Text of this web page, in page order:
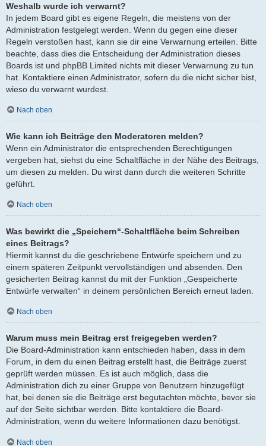
Weshalb wurde ich verwarnt?
In jedem Board gibt es eigene Regeln, die meistens von der
Administration festgelegt werden. Wenn du gegen eine dieser
Regeln verstoßen hast, kann sie dir eine Verwarnung erteilen. Bitte
beachte, dass dies die Entscheidung der Administration dieses
Boards ist und phpBB Limited nichts mit dieser Verwarnung zu tun
hat. Kontaktiere einen Administrator, sofern du die nicht sicher bist,
wieso du verwarnt wurdest.
Nach oben
Wie kann ich Beiträge den Moderatoren melden?
Wenn ein Administrator die entsprechenden Berechtigungen
vergeben hat, siehst du eine Schaltfläche in der Nähe des Beitrags,
um diesen zu melden. Du wirst dann durch die weiteren Schritte
geführt.
Nach oben
Was bewirkt die „Speichern“-Schaltfläche beim Schreiben
eines Beitrags?
Hiermit kannst du die geschriebene Entwürfe speichern und zu
einem späteren Zeitpunkt vervollständigen und absenden. Den
gesicherten Beitrag kannst du mit der Funktion „Gespeicherte
Entwürfe verwalten“ in deinem persönlichen Bereich erneut laden.
Nach oben
Warum muss mein Beitrag erst freigegeben werden?
Die Board-Administration kann entschieden haben, dass in dem
Forum, in dem du einen Beitrag erstellt hast, die Beiträge zuerst
geprüft werden müssen. Es ist auch möglich, dass die
Administration dich zu einer Gruppe von Benutzern hinzugefügt
hat, bei denen sie die Beiträge erst begutachten möchte, bevor sie
auf der Seite sichtbar werden. Bitte kontaktiere die Board-
Administration, wenn du weitere Informationen dazu benötigst.
Nach oben